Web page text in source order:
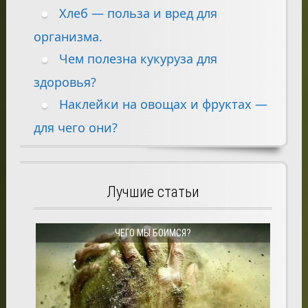
Хлеб — польза и вред для
организма.
Чем полезна кукуруза для
здоровья?
Наклейки на овощах и фруктах —
для чего они?
Лучшие статьи
ЧЕГО МЫ БОИМСЯ?